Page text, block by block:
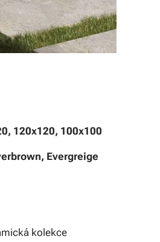
120x120, 100x100
Evergreige
kolekce